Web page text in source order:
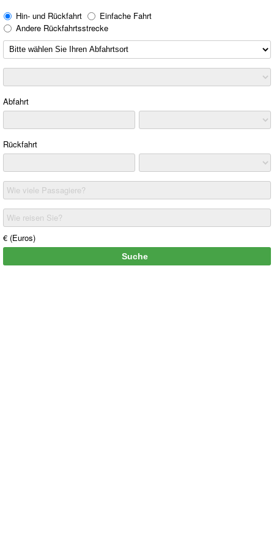
Hin- und Rückfahrt
Einfache Fahrt
Andere Rückfahrtsstrecke
Abfahrt
Rückfahrt
Wie viele Passagiere?
Wie reisen Sie?
€ (Euros)
Suche